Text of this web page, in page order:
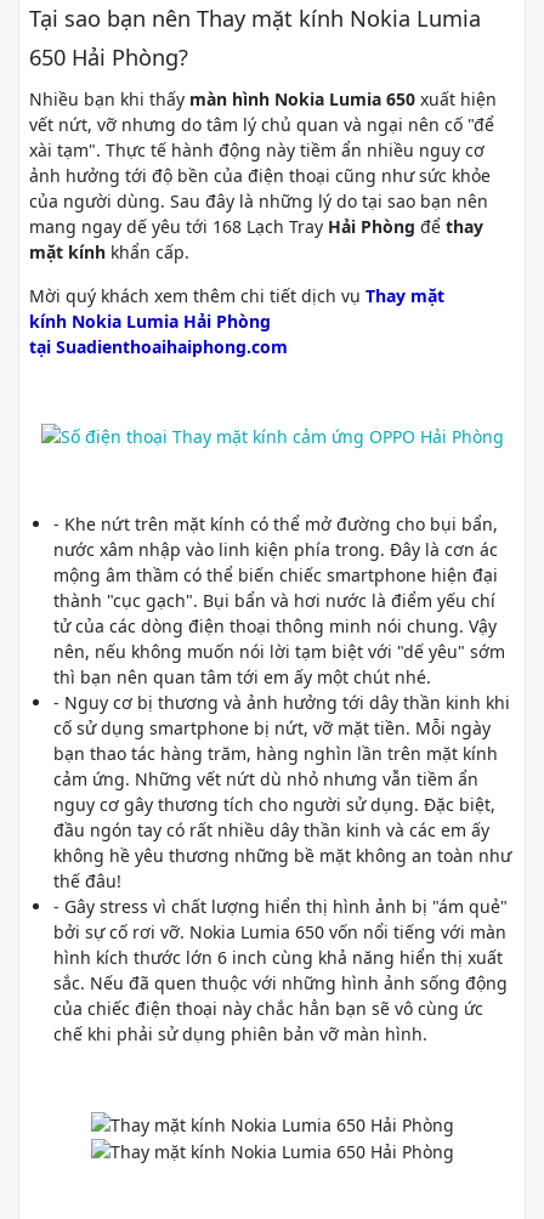
Tại sao bạn nên Thay mặt kính Nokia Lumia
650 Hải Phòng?
Nhiều bạn khi thấy màn hình Nokia Lumia 650 xuất hiện
vết nứt, vỡ nhưng do tâm lý chủ quan và ngại nên cố "để
xài tạm". Thực tế hành động này tiềm ẩn nhiều nguy cơ
ảnh hưởng tới độ bền của điện thoại cũng như sức khỏe
của người dùng. Sau đây là những lý do tại sao bạn nên
mang ngay dế yêu tới 168 Lạch Tray Hải Phòng để thay
mặt kính khẩn cấp.
Mời quý khách xem thêm chi tiết dịch vụ Thay mặt
kính Nokia Lumia Hải Phòng
tại Suadienthoaihaiphong.com
- Khe nứt trên mặt kính có thể mở đường cho bụi bẩn,
nước xâm nhập vào linh kiện phía trong. Đây là cơn ác
mộng âm thầm có thể biến chiếc smartphone hiện đại
thành "cục gạch". Bụi bẩn và hơi nước là điểm yếu chí
tử của các dòng điện thoại thông minh nói chung. Vậy
nên, nếu không muốn nói lời tạm biệt với "dế yêu" sớm
thì bạn nên quan tâm tới em ấy một chút nhé.
- Nguy cơ bị thương và ảnh hưởng tới dây thần kinh khi
cố sử dụng smartphone bị nứt, vỡ mặt tiền. Mỗi ngày
bạn thao tác hàng trăm, hàng nghìn lần trên mặt kính
cảm ứng. Những vết nứt dù nhỏ nhưng vẫn tiềm ẩn
nguy cơ gây thương tích cho người sử dụng. Đặc biệt,
đầu ngón tay có rất nhiều dây thần kinh và các em ấy
không hề yêu thương những bề mặt không an toàn như
thế đâu!
- Gây stress vì chất lượng hiển thị hình ảnh bị "ám quẻ"
bởi sự cố rơi vỡ. Nokia Lumia 650 vốn nổi tiếng với màn
hình kích thước lớn 6 inch cùng khả năng hiển thị xuất
sắc. Nếu đã quen thuộc với những hình ảnh sống động
của chiếc điện thoại này chắc hẳn bạn sẽ vô cùng ức
chế khi phải sử dụng phiên bản vỡ màn hình.